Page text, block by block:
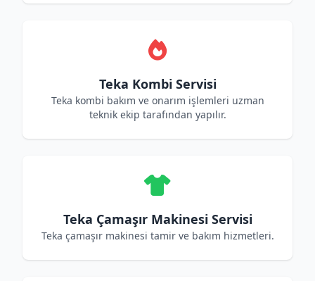
Teka Kombi Servisi
Teka kombi bakım ve onarım işlemleri uzman
teknik ekip tarafından yapılır.
Teka Çamaşır Makinesi Servisi
Teka çamaşır makinesi tamir ve bakım hizmetleri.